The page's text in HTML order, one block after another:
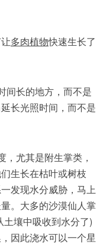
多肉植物快速生长了
间长的地方，而不是
长光照时间，而不是
尤其是附生掌类，
生长在枯叶或树枝
发现水分威胁，马上
。大多的沙漠仙人掌
壤中吸收到水分了)
因此浇水可以一个星